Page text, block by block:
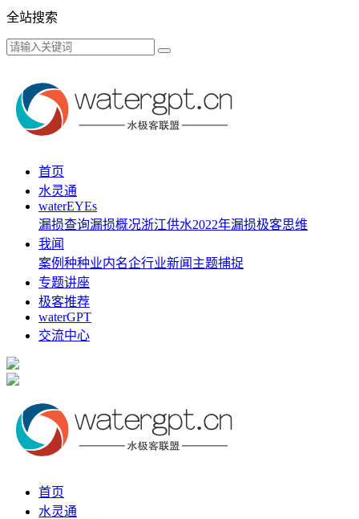
全站搜索
首页
水灵通
waterEYEs
漏损查询漏损概况浙江供水2022年漏损极客思维
我闻
案例种种业内名企行业新闻 主题捕捉
专题讲座
极客推荐
waterGPT
交流中心
首页
水灵通